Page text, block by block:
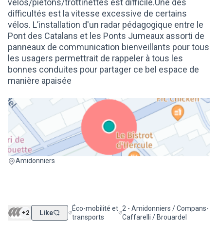
vélos/piétons/trottinettes est difficile.Une des
difficultés est la vitesse excessive de certains
vélos. L’installation d'un radar pédagogique entre le
Pont des Catalans et les Ponts Jumeaux assorti de
panneaux de communication bienveillants pour tous
les usagers permettrait de rappeler à tous les
bonnes conduites pour partager ce bel espace de
manière apaisée
Amidonniers
(Lien externe)
+2 Like Filtrer les résultats de la catégorie : Éco-mobilité
Éco-mobilité et
transports
Filtrer les résultats pour le
2 - Amidonniers / Compans-
Caffarelli / Brouardel